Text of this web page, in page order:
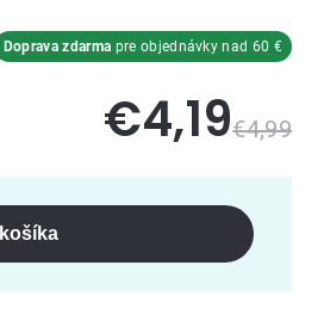
Doprava zdarma pre objednávky nad 60 €
€4,99
€4,19